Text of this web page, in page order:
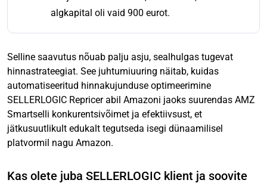
algkapital oli vaid 900 eurot.
Selline saavutus nõuab palju asju, sealhulgas tugevat
hinnastrateegiat. See juhtumiuuring näitab, kuidas
automatiseeritud hinnakujunduse optimeerimine
SELLERLOGIC Repricer abil Amazoni jaoks suurendas AMZ
Smartselli konkurentsivõimet ja efektiivsust, et
jätkusuutlikult edukalt tegutseda isegi dünaamilisel
platvormil nagu Amazon.
Kas olete juba SELLERLOGIC klient ja soovite